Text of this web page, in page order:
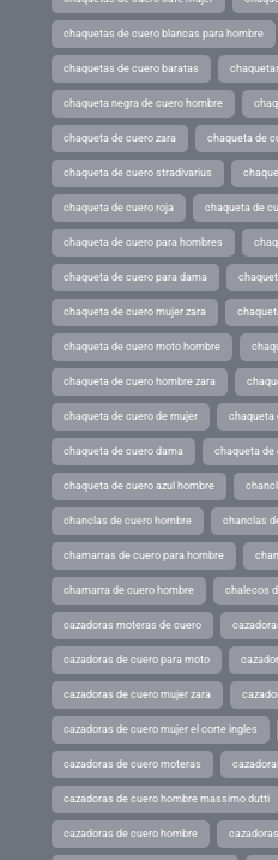
chaquetas de cuero blancas para hombre
chaquetas de cuero baratas
chaqueta negra de cuero hombre
chaqueta de cuero zara chaqueta de
chaqueta de cuero stradivarius
chaqueta de cuero roja chaqueta de
chaqueta de cuero para hombres
chaqueta de cuero para dama
chaqueta de cuero mujer zara
chaqueta de cuero moto hombre
chaqueta de cuero hombre zara
chaqueta de cuero de mujer chaqueta
chaqueta de cuero dama chaqueta de
chaqueta de cuero azul hombre
chanclas de cuero hombre chanclas
chamarras de cuero para hombre
chamarra de cuero hombre chalecos
cazadoras moteras de cuero
cazadoras de cuero para moto
cazadoras de cuero mujer zara
cazadoras de cuero mujer el corte ingles
cazadoras de cuero moteras
cazadoras de cuero hombre massimo dutti
cazadoras de cuero hombre